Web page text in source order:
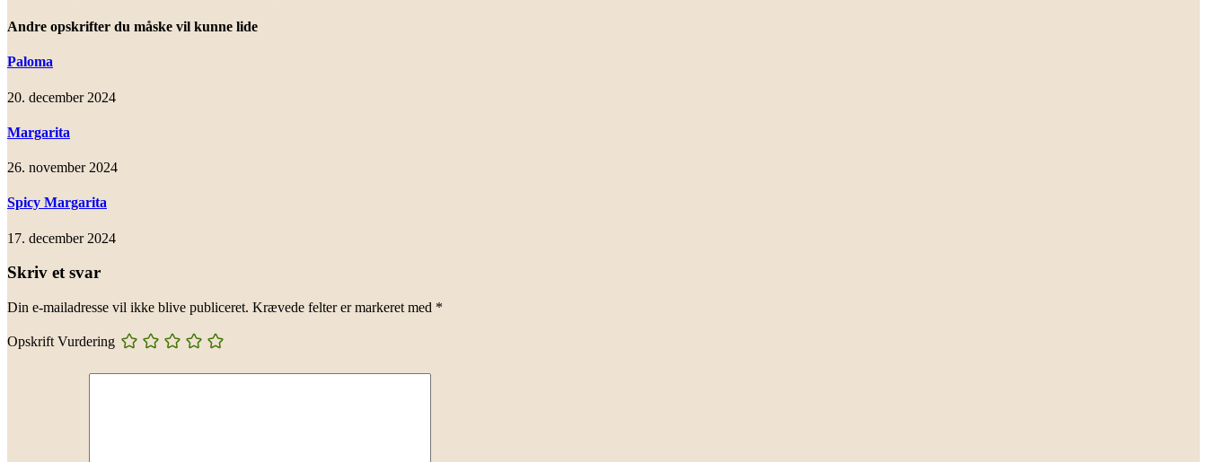
Andre opskrifter du måske vil kunne lide
Paloma
20. december 2024
Margarita
26. november 2024
Spicy Margarita
17. december 2024
Skriv et svar
Din e-mailadresse vil ikke blive publiceret. Krævede felter er markeret med *
Opskrift Vurdering